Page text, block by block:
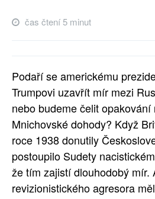
čas čtení 5 minut
Podaří se americkému
Trumpovi uzavřít mír mezi
nebo budeme čelit
Mnichovské dohody? Když
roce 1938 donutily
postoupilo Sudety
že tím zajistí dlouhodobý mír.
revizionistického agresora